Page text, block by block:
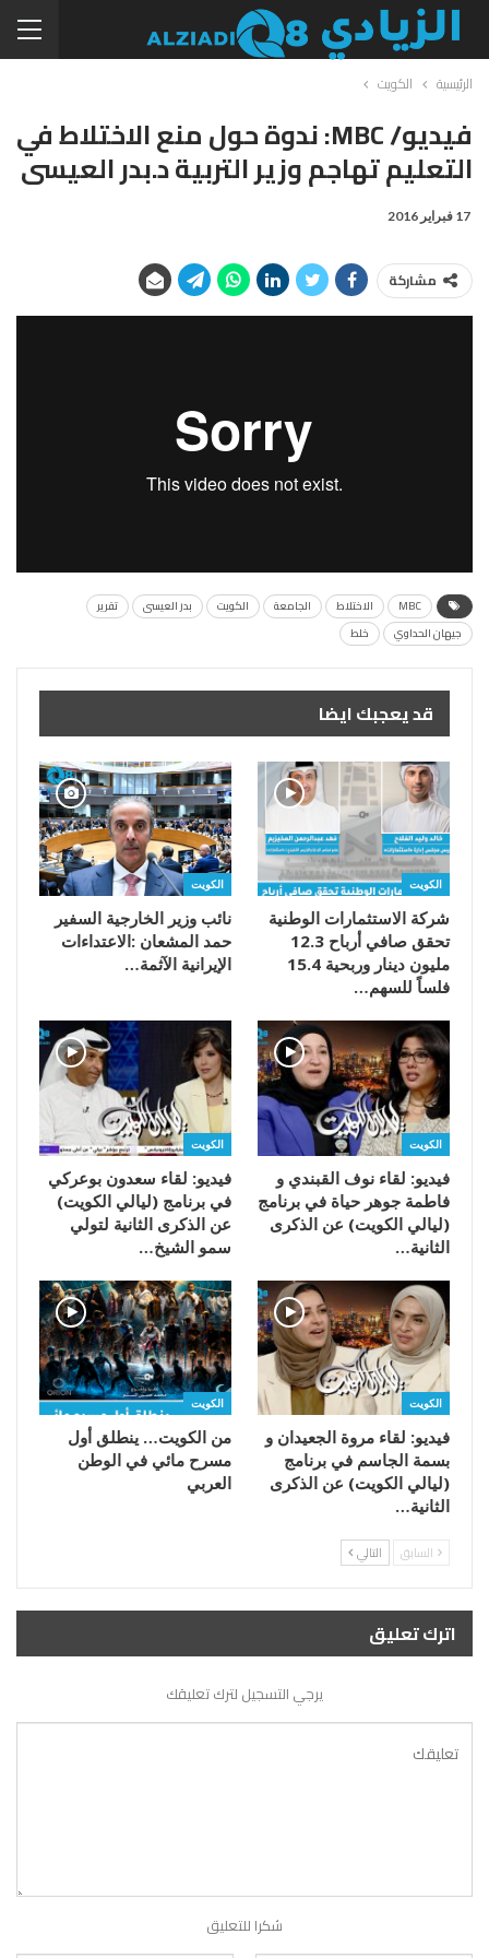
الرئيسية الكويت
فيديو/ MBC: ندوة حول منع الاختلاط في
التعليم تهاجم وزير التربية د.بدر العيسى
17 فبراير 2016
مشاركة
MBC الاختلاط الجامعة الكويت بدر العيسى
تقرير
جيهان الحداوي
خلط
قد يعجبك ايضا
الكويت
شركة الاستثمارات الوطنية
تحقق صافي أرباح 12.3
مليون دينار وربحية 15.4
فلساً للسهم…
الكويت
‬الإيرانية‭ ‬الآثمة‭…
الكويت
فيديو: لقاء نوف القبندي و
فاطمة جوهر حياة في برنامج
(ليالي الكويت) عن الذكرى
الثانية…
الكويت
فيديو: لقاء سعدون بوعركي
في برنامج (ليالي الكويت)
عن الذكرى الثانية لتولي
سمو الشيخ…
الكويت
فيديو: لقاء مروة الجعيدان و
بسمة الجاسم في برنامج
(ليالي الكويت) عن الذكرى
الثانية…
الكويت
من الكويت… ينطلق أول
مسرح مائي في الوطن
العربي
السابق التالي
اترك تعليق
يرجي التسجيل لترك تعليقك
شكرا للتعليق